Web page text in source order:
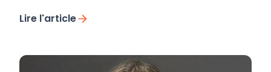
Lire l'article